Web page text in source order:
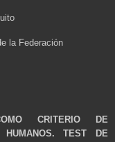
la Federación
CRITERIO DE
HUMANOS. TEST DE